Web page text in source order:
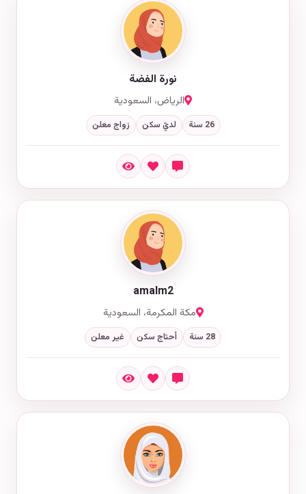
نورة الفضة
الرياض، السعودية
26 سنة لديّ سكن زواج معلن
amalm2
مكة المكرمة، السعودية
28 سنة أحتاج سكن غير معلن